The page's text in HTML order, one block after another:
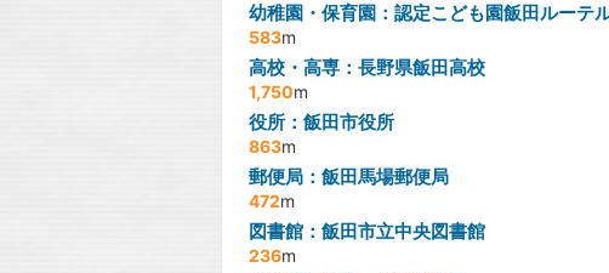
幼稚園・保育園：認定こども園飯田ルーテ
583m
高校・高専：長野県飯田高校
1,750m
役所：飯田市役所
863m
郵便局：飯田馬場郵便局
472m
図書館：飯田市立中央図書館
236m